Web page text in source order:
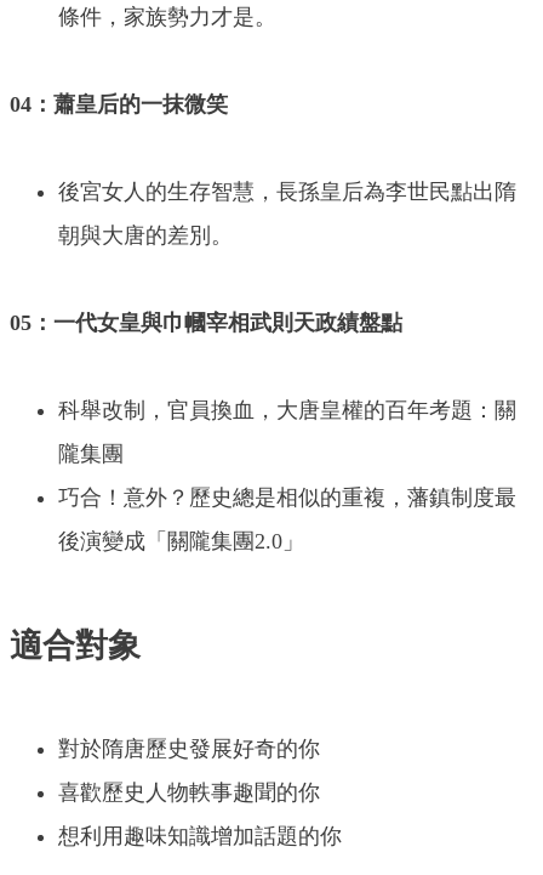
條件，家族勢力才是。
04：蕭皇后的一抹微笑
後宮女人的生存智慧，長孫皇后為李世民點出隋
朝與大唐的差別。
05：一代女皇與巾幗宰相武則天政績盤點
科舉改制，官員換血，大唐皇權的百年考題：關
隴集團
巧合！意外？歷史總是相似的重複，藩鎮制度最
後演變成「關隴集團2.0」
適合對象
對於隋唐歷史發展好奇的你
喜歡歷史人物軼事趣聞的你
想利用趣味知識增加話題的你